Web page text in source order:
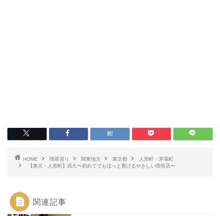
HOME 喫茶巡り 関東地方 東京都
人形町・茅場町
【東京・人形町】高久〜初めてでもほっと寛げるやさしい喫茶店〜
関連記事